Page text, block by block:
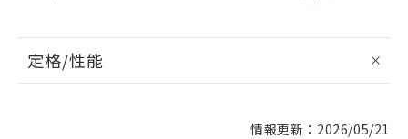
定格/性能
情報更新：2026/05/21